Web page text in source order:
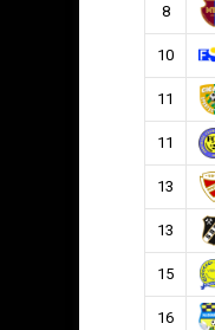
8
10
11
11
13
13
15
16